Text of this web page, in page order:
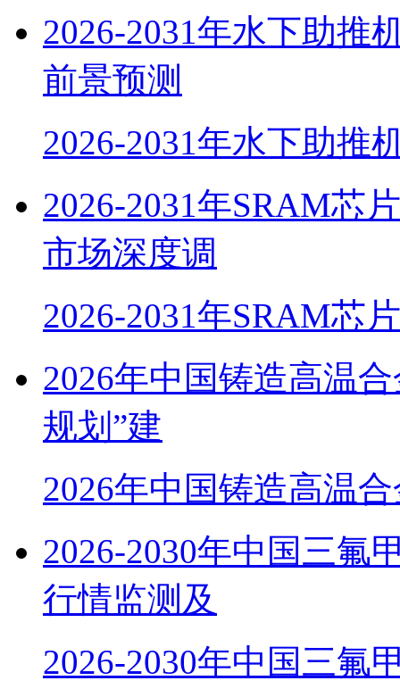
2026-2031年水下助推
前景预测
2026-2031年水下助推
2026-2031年SRAM芯
市场深度调
2026-2031年SRAM芯
2026年中国铸造高温
规划”建
2026年中国铸造高温
2026-2030年中国三氟
行情监测及
2026-2030年中国三氟